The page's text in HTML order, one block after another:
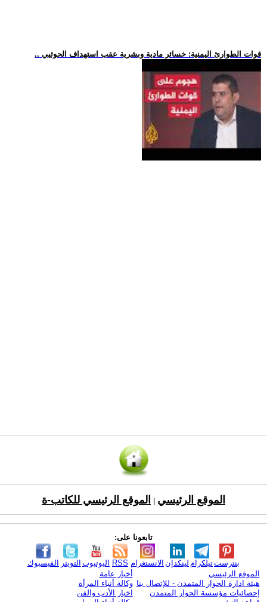
.. قوات الطوارئ اليمنية: خسائر مادية وبشرية عقب استهداف الحوثيي
الموقع الرئيسي الموقع الرئيسي للكاتب-ة
تابعونا على:
الفيسبوك التويتر اليوتيوب RSS الانستغرام لينكدإن تيلكرامبنترست
الموقع الرئيسي
هيئة ادارة الحوار المتمدن - للإتصال بنا
إحصائيات مؤسسة الحوار المتمدن
أخبار عامة
وكالة أنباء المرأة
اخبار الأدب والفن